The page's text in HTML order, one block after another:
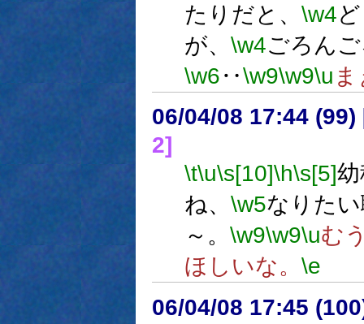
たりだと、 \w4
が、 \w4ごろん
\w6‥\w9\w9\u
06/04/08 17:44 (99)
2]
\t\u\s[10]\h\s[5]
ね、 \w5なりた
～。 \w9\w9\uむ
ほしいな。 \e
06/04/08 17:45